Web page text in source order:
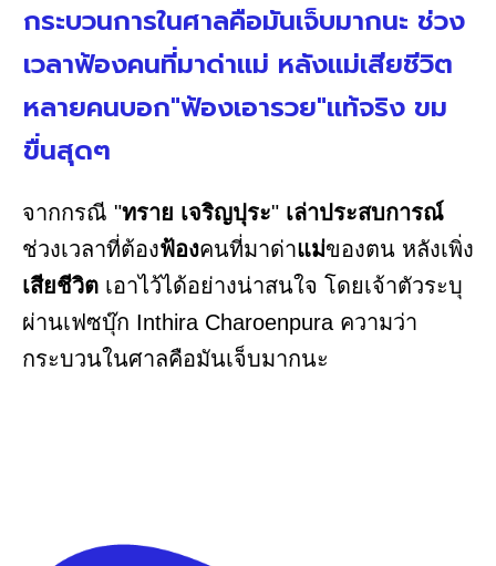
กระบวนการในศาลคือมันเจ็บมากนะ ช่วง
เวลาฟ้องคนที่มาด่าแม่ หลังแม่เสียชีวิต
หลายคนบอก"ฟ้องเอารวย"แท้จริง ขม
ขื่นสุดๆ
จากกรณี "ทราย เจริญปุระ" เล่าประสบการณ์
ช่วงเวลาที่ต้องฟ้องคนที่มาด่าแม่ของตน หลังเพิ่ง
เสียชีวิต เอาไว้ได้อย่างน่าสนใจ โดยเจ้าตัวระบุ
ผ่านเฟซบุ๊ก Inthira Charoenpura ความว่า
กระบวนในศาลคือมันเจ็บมากนะ